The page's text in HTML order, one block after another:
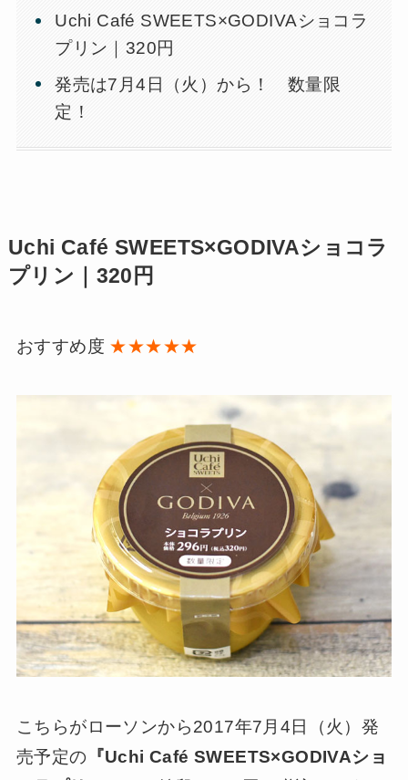
Uchi Café SWEETS×GODIVAショコラ
プリン｜320円
発売は7月4日（火）から！ 数量限
定！
Uchi Café SWEETS×GODIVAショコラ
プリン｜320円
おすすめ度 ★★★★★
こちらがローソンから2017年7月4日（火）発
売予定の 『Uchi Café SWEETS×GODIVAショ